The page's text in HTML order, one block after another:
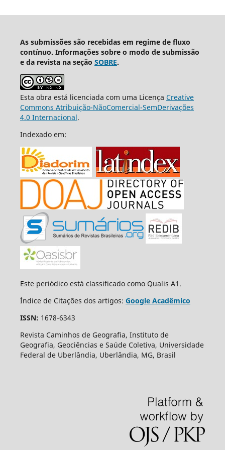
As submissões são recebidas em regime de fluxo
contínuo. Informações sobre o modo de submissão
e da revista na seção SOBRE.
Esta obra está licenciada com uma Licença Creative
Commons Atribuição-NãoComercial-SemDerivações
4.0 Internacional.
Indexado em:
Este periódico está classificado como Qualis A1.
Índice de Citações dos artigos: Google Acadêmico
ISSN: 1678-6343
Revista Caminhos de Geografia, Instituto de
Geografia, Geociências e Saúde Coletiva, Universidade
Federal de Uberlândia, Uberlândia, MG, Brasil